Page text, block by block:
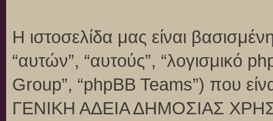
Η ιστοσελίδα μας είναι
“αυτών”, “αυτούς”, “λογισμικό
Group”, “phpBB Teams”) που
ΓΕΝΙΚΗ ΑΔΕΙΑ ΔΗΜΟΣΙΑΣ